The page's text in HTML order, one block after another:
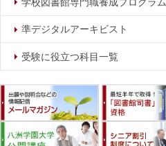
学校図書館専門職養成プログラム
準デジタルアーキビスト
受験に役立つ科目一覧